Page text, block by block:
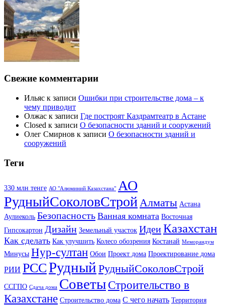
Свежие комментарии
Ильяс к записи Ошибки при строительстве дома – к
чему приводит
Олжас к записи Где построят Каздрамтеатр в Астане
Closed к записи О безопасности зданий и сооружений
Олег Смирнов к записи О безопасности зданий и
сооружений
Теги
330 млн тенге АО "Алюминий Казахстана" АО
РудныйСоколовСтройАлматы Астана
Аулиеколь Безопасность Ванная комната Восточная
Гипсокартон Дизайн Земельный участок ИдеиКазахстан
Как сделать Как улучшить Колесо обозрения Костанай Меморандум
Минусы Нур-султан Обои Проект дома Проектирование дома
РИИ РССРудный РудныйСоколовСтрой
ССГПО Сдача дома Советы Строительство в
Казахстане Строительство дома С чего начать Территория